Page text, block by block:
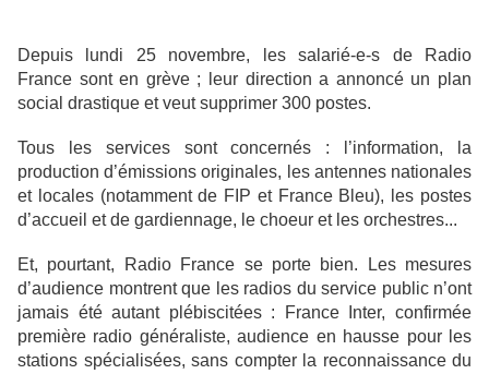
Depuis lundi 25 novembre, les salarié-e-s de Radio
France sont en grève ; leur direction a annoncé un plan
social drastique et veut supprimer 300 postes.
Tous les services sont concernés : l’information, la
production d’émissions originales, les antennes nationales
et locales (notamment de FIP et France Bleu), les postes
d’accueil et de gardiennage, le choeur et les orchestres...
Et, pourtant, Radio France se porte bien. Les mesures
d’audience montrent que les radios du service public n’ont
jamais été autant plébiscitées : France Inter, confirmée
première radio généraliste, audience en hausse pour les
stations spécialisées, sans compter la reconnaissance du